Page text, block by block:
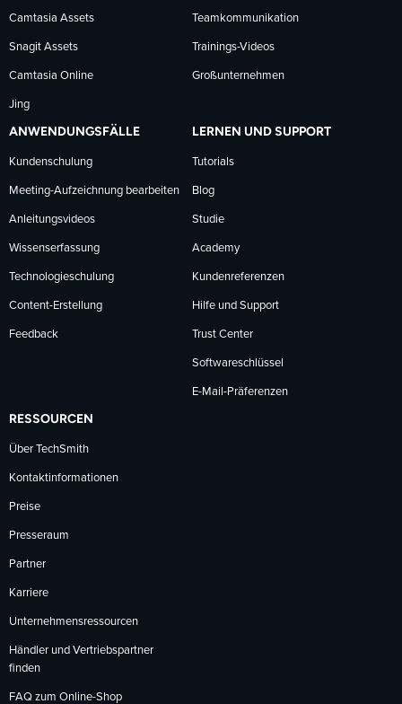
Camtasia Assets
Snagit Assets
Camtasia Online
Jing
Teamkommunikation
Trainings-Videos
Großunternehmen
ANWENDUNGSFÄLLE
Kundenschulung
Meeting-Aufzeichnung bearbeiten
Anleitungsvideos
Wissenserfassung
Technologieschulung
Content-Erstellung
Feedback
LERNEN UND SUPPORT
Tutorials
Blog
Studie
Academy
Kundenreferenzen
Hilfe und Support
Trust Center
Softwareschlüssel
E-Mail-Präferenzen
RESSOURCEN
Über TechSmith
Kontaktinformationen
Preise
Presseraum
Partner
Karriere
Unternehmensressourcen
Händler und Vertriebspartner
finden
FAQ zum Online-Shop